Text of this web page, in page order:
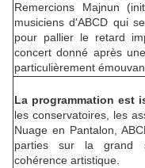
Remercions Majnun
musiciens d'ABCD qui
pour pallier le retard
concert donné après
particulièrement
La programmation est
les conservatoires, les
Nuage en Pantalon,
parties sur la grand
cohérence artistique.